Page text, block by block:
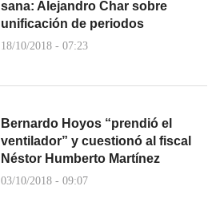
sana: Alejandro Char sobre
unificación de periodos
18/10/2018 - 07:23
Bernardo Hoyos “prendió el
ventilador” y cuestionó al fiscal
Néstor Humberto Martínez
03/10/2018 - 09:07